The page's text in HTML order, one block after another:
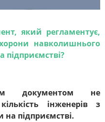
який регламентує,
навколишнього
документом не
інженерів з
підприємстві.